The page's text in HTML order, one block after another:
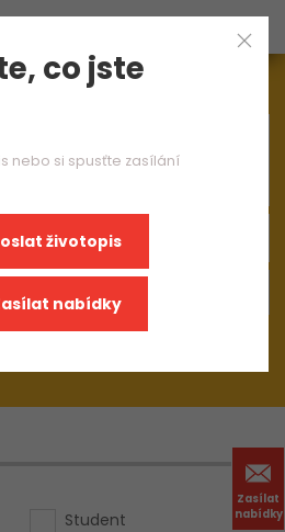
Zasílat
nabídky
práce
Student
co jste
nebo si spusťte zasílání
životopis
nabídky